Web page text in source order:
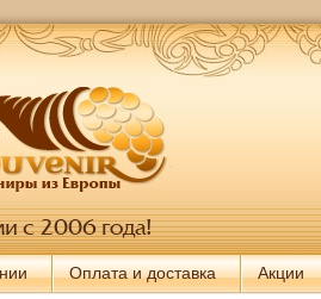
Оплата и доставка Акции